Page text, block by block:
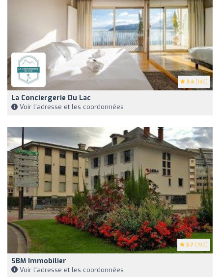
3.4 (146)
La Conciergerie Du Lac
Voir l'adresse et les coordonnées
3.7 (199)
SBM Immobilier
Voir l'adresse et les coordonnées